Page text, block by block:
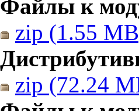
Файлы к
zip (1.55
zip (72.24